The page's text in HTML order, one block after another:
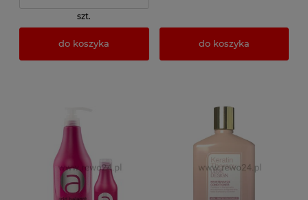
szt.
do koszyka do koszyka